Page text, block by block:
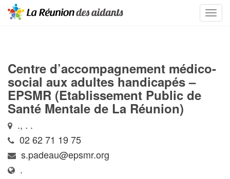
Centre d’accompagnement médico-
social aux adultes handicapés –
EPSMR (Etablissement Public de
Santé Mentale de La Réunion)
., . .
02 62 71 19 75
s.padeau@epsmr.org
.